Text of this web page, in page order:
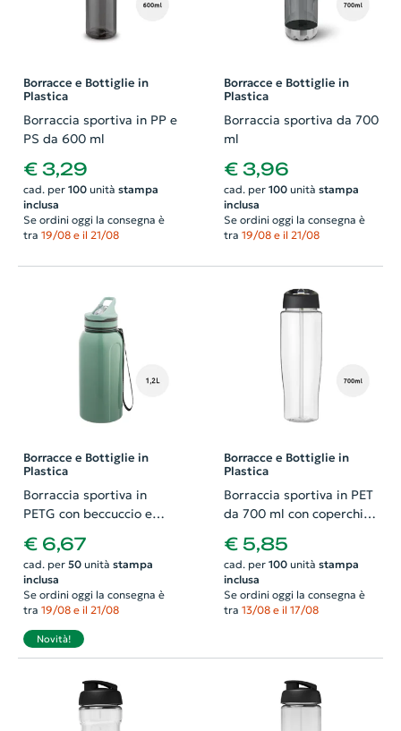
Borracce e Bottiglie in
Plastica
Borraccia sportiva in PP e
PS da 600 ml
€ 3,29
cad. per 100unità stampa
inclusa
Se ordini oggi la consegna è
tra 19/08 e il 21/08
Borracce e Bottiglie in
Plastica
Borraccia sportiva da 700
ml
€ 3,96
cad. per 100unità stampa
inclusa
Se ordini oggi la consegna è
tra 19/08 e il 21/08
Borracce e Bottiglie in
Plastica
Borraccia sportiva in
PETG con beccuccio e
€ 6,67
cad. per 50unità stampa
inclusa
Se ordini oggi la consegna è
tra 19/08 e il 21/08
Novità!
Borracce e Bottiglie in
Plastica
Borraccia sportiva in PET
da 700 ml con coperchio
€ 5,85
cad. per 100unità stampa
inclusa
Se ordini oggi la consegna è
tra 13/08 e il 17/08